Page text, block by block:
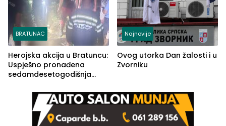
BRATUNAC
Herojska akcija u Bratuncu:
Uspješno pronađena
sedamdesetogodišnja
Kravice.
Najnovije
Ovog utorka Dan žalosti i u
Zvorniku